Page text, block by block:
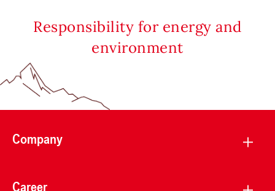
Responsibility for energy and
environment
Company
Career